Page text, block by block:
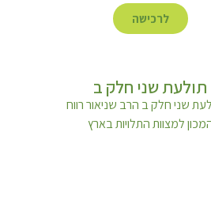
לרכישה
תולעת שני חלק ב